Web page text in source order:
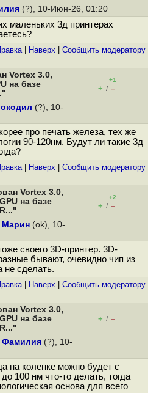
(?), 10-Июн-26, 01:20
маленьких 3д принтерах
| Наверх Cообщить модератору
Vortex 3.0,
на базе
+1
+ / –
(?), 10-
про печать железа, тех же
90-120нм. Будут ли такие 3д
| Наверх Cообщить модератору
Vortex 3.0,
на базе
+2
+ / –
Марин (ok), 10-
своего 3D-принтер. 3D-
бывают, очевидно чип из
не сделать.
| Наверх Cообщить модератору
Vortex 3.0,
на базе
+ / –
Фамилия (?), 10-
на коленке можно будет с
100 нм что-то делать, тогда
основа для всего